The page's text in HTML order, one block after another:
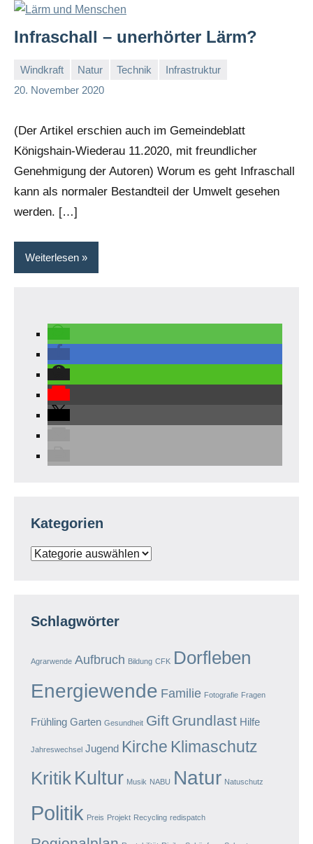
Infraschall – unerhörter Lärm?
Windkraft Natur Technik
Infrastruktur
20. November 2020
A
(Der Artikel erschien auch im Gemeindeblatt
Königshain-Wiederau 11.2020, mit freundlicher
Genehmigung der Autoren) Worum es geht Infraschall
kann als normaler Bestandteil der Umwelt gesehen
werden. […]
Weiterlesen
Kategorien
Kategorien
Schlagwörter
Agrarwende Aufbruch Bildung CFK Dorfleben
Energiewende Familie Fotografie Fragen
Frühling Garten Gesundheit Gift Grundlast Hilfe
Jahreswechsel Jugend Kirche Klimaschutz
Kritik Kultur Musik NABU Natur Natuschutz
Politik Preis Projekt Recycling redispatch